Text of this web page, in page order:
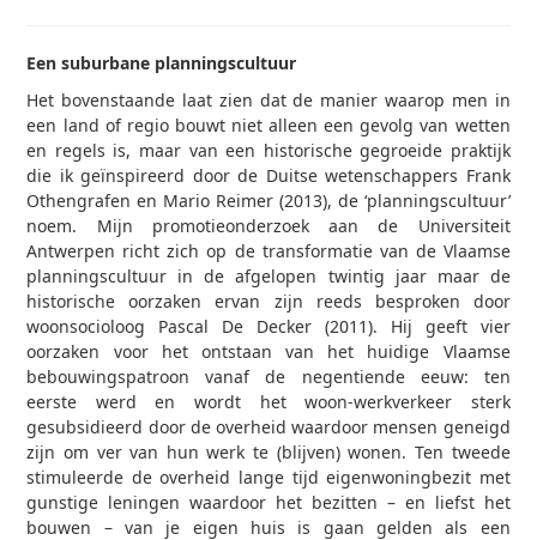
Een suburbane planningscultuur
Het bovenstaande laat zien dat de manier waarop men in
een land of regio bouwt niet alleen een gevolg van wetten
en regels is, maar van een historische gegroeide praktijk
die ik geïnspireerd door de Duitse wetenschappers Frank
Othengrafen en Mario Reimer (2013), de ‘planningscultuur’
noem. Mijn promotieonderzoek aan de Universiteit
Antwerpen richt zich op de transformatie van de Vlaamse
planningscultuur in de afgelopen twintig jaar maar de
historische oorzaken ervan zijn reeds besproken door
woonsocioloog Pascal De Decker (2011). Hij geeft vier
oorzaken voor het ontstaan van het huidige Vlaamse
bebouwingspatroon vanaf de negentiende eeuw: ten
eerste werd en wordt het woon-werkverkeer sterk
gesubsidieerd door de overheid waardoor mensen geneigd
zijn om ver van hun werk te (blijven) wonen. Ten tweede
stimuleerde de overheid lange tijd eigenwoningbezit met
gunstige leningen waardoor het bezitten – en liefst het
bouwen – van je eigen huis is gaan gelden als een